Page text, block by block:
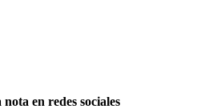
en redes sociales